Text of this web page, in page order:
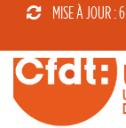
MISE À JOUR :